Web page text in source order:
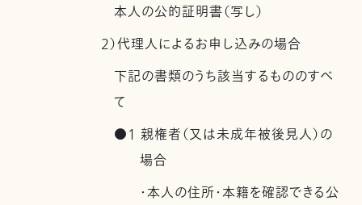
本人の公的証明書（写し）
2）代理人によるお申し込みの場合
下記の書類のうち該当するもののすべ
て
●1 親権者（又は未成年被後見人）の
場合
・本人の住所・本籍を確認できる公